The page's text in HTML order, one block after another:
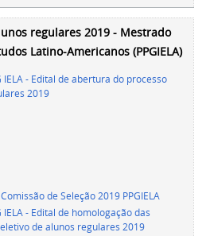
regulares 2019 - Mestrado
Latino-Americanos (PPGIELA)
IELA - Edital de abertura do processo
2019
de Seleção 2019 PPGIELA
IELA - Edital de homologação das
de alunos regulares 2019